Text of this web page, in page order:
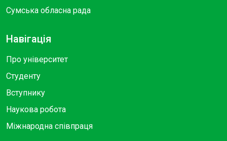
Сумська обласна рада
Навігація
Про університет
Студенту
Вступнику
Наукова робота
Міжнародна співпраця